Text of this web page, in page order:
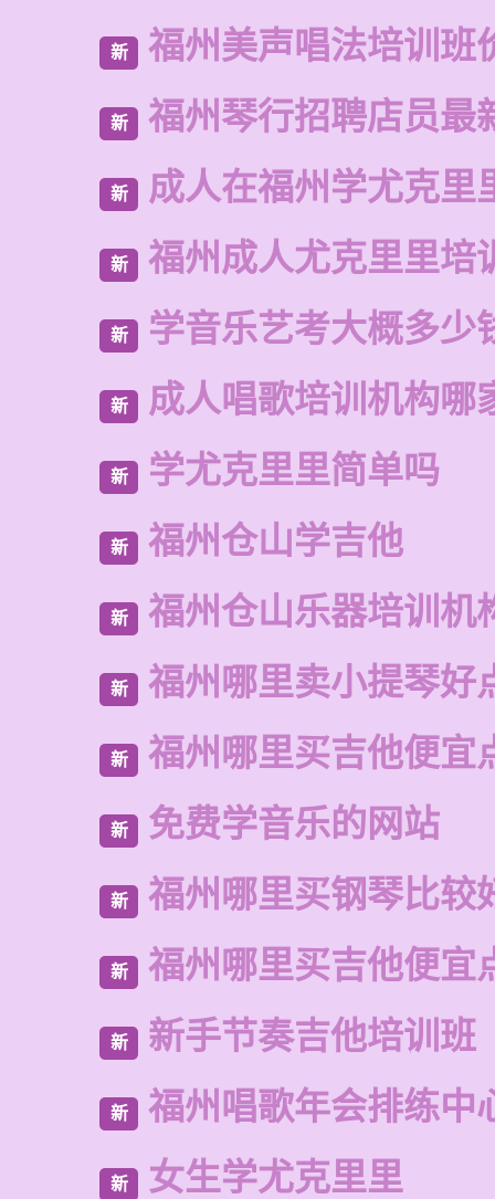
新 福州美声唱法培训班
新 福州琴行招聘店员最
新 成人在福州学尤克里
新 福州成人尤克里里培
新 学音乐艺考大概多少
新 成人唱歌培训机构哪
新 学尤克里里简单吗
新 福州仓山学吉他
新 福州仓山乐器培训机
新 福州哪里卖小提琴好
新 福州哪里买吉他便宜
新 免费学音乐的网站
新 福州哪里买钢琴比较
新 福州哪里买吉他便宜
新 新手节奏吉他培训班
新 福州唱歌年会排练中
新 女生学尤克里里